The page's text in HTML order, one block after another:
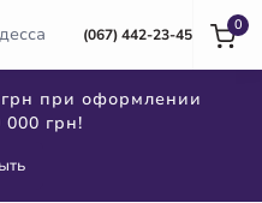
(067) 442-23-45
при оформлении
000 грн!
0